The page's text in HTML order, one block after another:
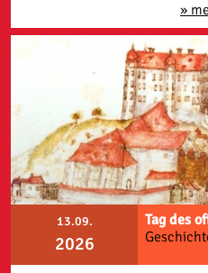
»
13.09.
2026
Tag des